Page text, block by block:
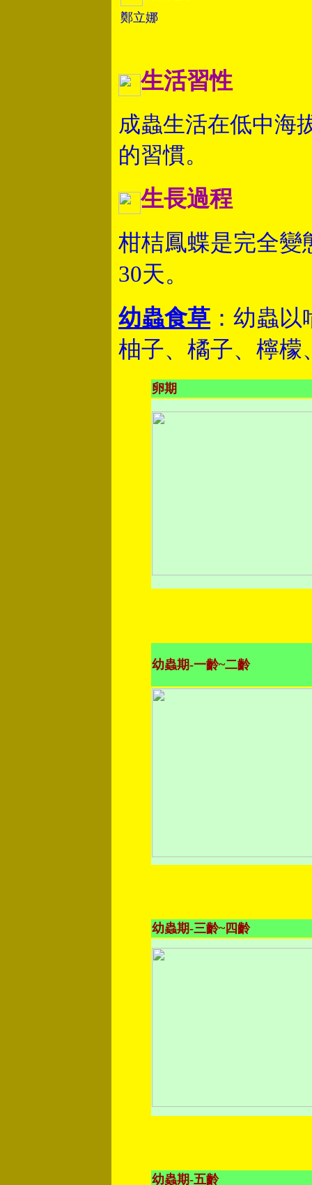
鄭立娜
生活習性
成蟲生活在低中海
的習慣。
生長過程
柑桔鳳蝶是完全變
30天。
幼蟲食草 ：幼蟲
柚子、橘子、檸檬
卵期
幼蟲期-一齡~二齡
幼蟲期-三齡~四齡
幼蟲期-五齡